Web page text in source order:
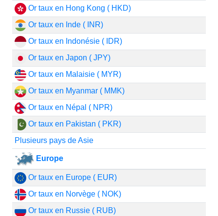
Or taux en Hong Kong ( HKD)
Or taux en Inde ( INR)
Or taux en Indonésie ( IDR)
Or taux en Japon ( JPY)
Or taux en Malaisie ( MYR)
Or taux en Myanmar ( MMK)
Or taux en Népal ( NPR)
Or taux en Pakistan ( PKR)
Plusieurs pays de Asie
Europe
Or taux en Europe ( EUR)
Or taux en Norvège ( NOK)
Or taux en Russie ( RUB)